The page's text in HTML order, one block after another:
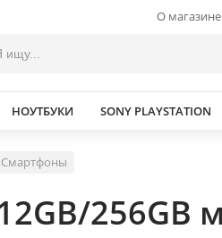
О магазине
НОУТБУКИ SONY PLAYSTATION
Смартфоны